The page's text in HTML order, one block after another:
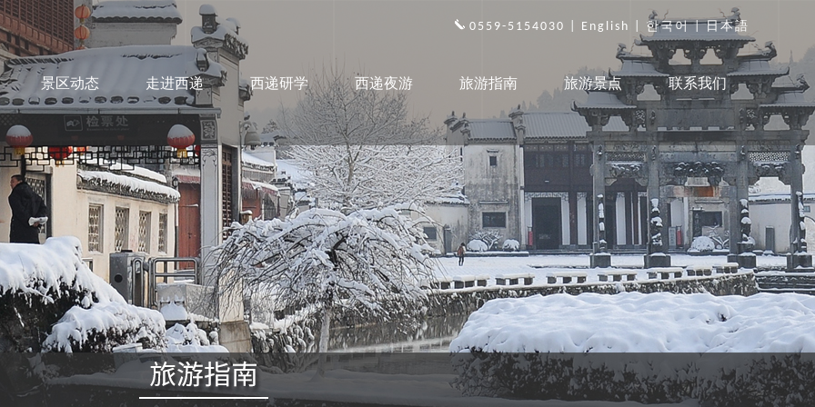
0559-5154030 | English 한국어|日本語
景区动态 走进西递 西递研学 西递夜游 旅游指南 旅游景点 联系我们